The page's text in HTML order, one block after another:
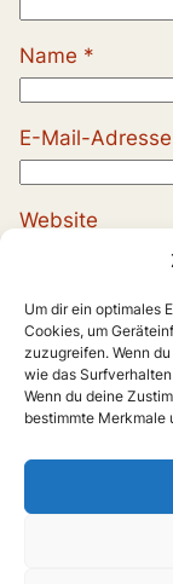
Um dir ein optimales
Cookies, um
zuzugreifen. Wenn
wie das
Wenn du deine
bestimmte Merkmale
Name *
E-Mail-Adresse
Website